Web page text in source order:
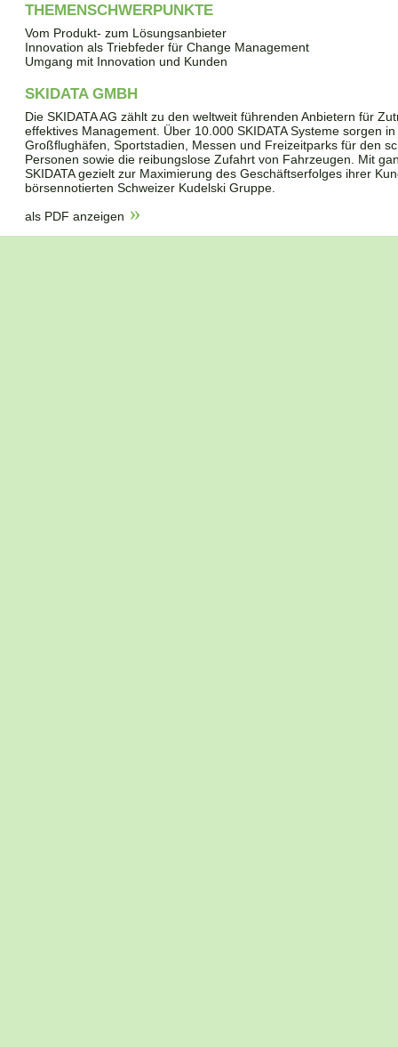
THEMENSCHWERPUNKTE
Vom Produkt- zum Lösungsanbieter
Innovation als Triebfeder für Change Management
Umgang mit Innovation und Kunden
SKIDATA GMBH
Die SKIDATA AG zählt zu den weltweit führenden Anbietern für
effektives Management. Über 10.000 SKIDATA Systeme sorgen
Großflughäfen, Sportstadien, Messen und Freizeitparks für den
Personen sowie die reibungslose Zufahrt von Fahrzeugen. Mit
SKIDATA gezielt zur Maximierung des Geschäftserfolges ihrer
börsennotierten Schweizer Kudelski Gruppe.
als PDF anzeigen